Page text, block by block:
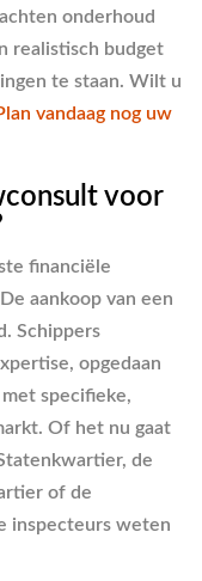
onderhoud
realistisch budget
te staan. Wilt u
vandaag nog uw
voor
financiële
aankoop van een
Schippers
opgedaan
specifieke,
Of het nu gaat
de
of de
inspecteurs weten